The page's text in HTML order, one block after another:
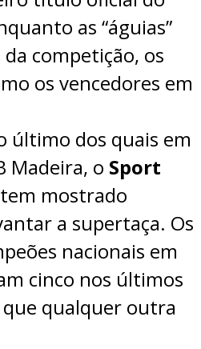
as “águias”
competição, os
os vencedores em
último dos quais em
Madeira, o Sport
tem mostrado
a supertaça. Os
nacionais em
cinco nos últimos
que qualquer outra